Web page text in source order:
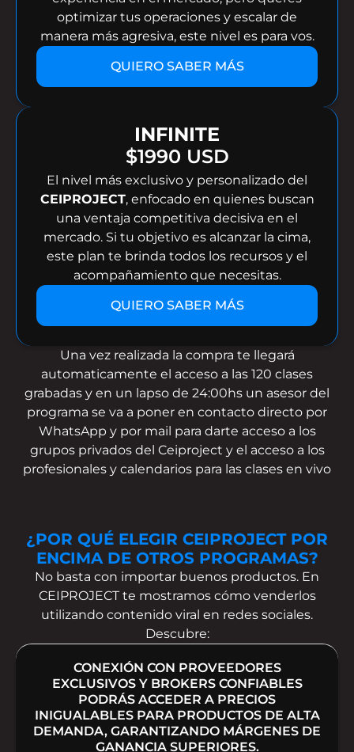
optimizar tus operaciones y escalar de
manera más agresiva, este nivel es para vos.
QUIERO SABER MÁS
INFINITE
$1990 USD
El nivel más exclusivo y personalizado del
CEIPROJECT, enfocado en quienes buscan
una ventaja competitiva decisiva en el
mercado. Si tu objetivo es alcanzar la cima,
este plan te brinda todos los recursos y el
acompañamiento que necesitas.
QUIERO SABER MÁS
Una vez realizada la compra te llegará
automaticamente el acceso a las 120 clases
grabadas y en un lapso de 24:00hs un asesor del
programa se va a poner en contacto directo por
WhatsApp y por mail para darte acceso a los
grupos privados del Ceiproject y el acceso a los
profesionales y calendarios para las clases en vivo
¿POR QUÉ ELEGIR CEIPROJECT POR
ENCIMA DE OTROS PROGRAMAS?
No basta con importar buenos productos. En
CEIPROJECT te mostramos cómo venderlos
utilizando contenido viral en redes sociales.
Descubre:
CONEXIÓN CON PROVEEDORES
EXCLUSIVOS Y BROKERS CONFIABLES
PODRÁS ACCEDER A PRECIOS
INIGUALABLES PARA PRODUCTOS DE ALTA
DEMANDA, GARANTIZANDO MÁRGENES DE
GANANCIA SUPERIORES.